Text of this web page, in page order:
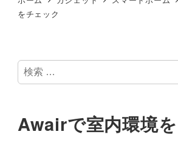
をチェック
検
索
Awairで室内環境